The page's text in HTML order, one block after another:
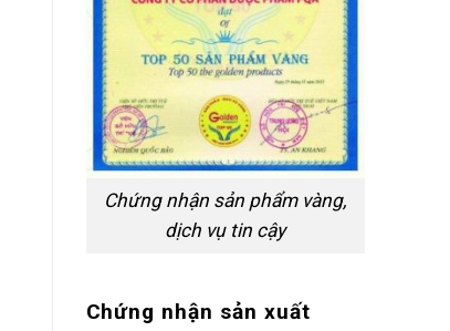
Chứng nhận sản phẩm vàng,
dịch vụ tin cậy
Chứng nhận sản xuất